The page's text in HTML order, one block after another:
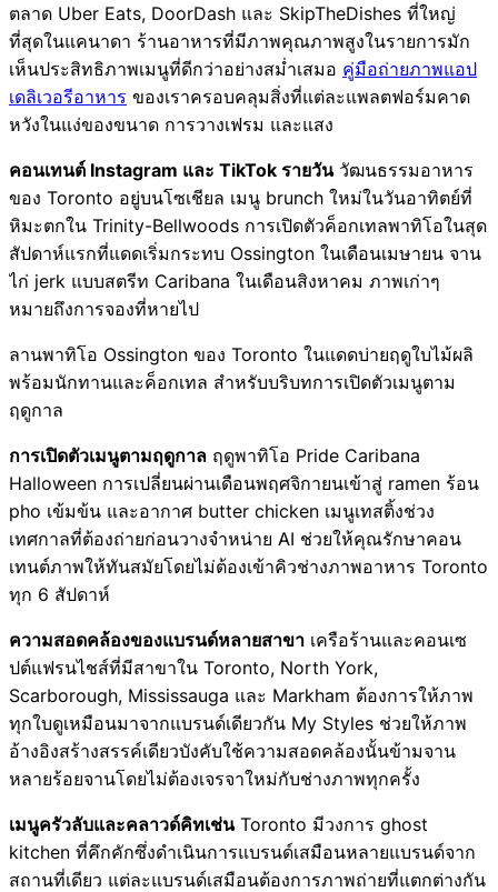
ตลาด Uber Eats, DoorDash และ SkipTheDishes ที่ใหญ่
ที่สุดในแคนาดา ร้านอาหารที่มีภาพคุณภาพสูงในรายการมัก
เห็นประสิทธิภาพเมนูที่ดีกว่าอย่างสม่ำเสมอ คู่มือถ่ายภาพแอป
เดลิเวอรีอาหาร ของเราครอบคลุมสิ่งที่แต่ละแพลตฟอร์มคาด
หวังในแง่ของขนาด การวางเฟรม และแสง
คอนเทนต์ Instagram และ TikTok รายวันวัฒนธรรมอาหาร
ของ Toronto อยู่บนโซเชียล เมนู brunch ใหม่ในวันอาทิตย์ที่
หิมะตกใน Trinity-Bellwoods การเปิดตัวค็อกเทลพาทิโอในสุด
สัปดาห์แรกที่แดดเริ่มกระทบ Ossington ในเดือนเมษายน จาน
ไก่ jerk แบบสตรีท Caribana ในเดือนสิงหาคม ภาพเก่าๆ
หมายถึงการจองที่หายไป
ลานพาทิโอ Ossington ของ Toronto ในแดดบ่ายฤดูใบไม้ผลิ
พร้อมนักทานและค็อกเทล สำหรับบริบทการเปิดตัวเมนูตาม
ฤดูกาล
การเปิดตัวเมนูตามฤดูกาล ฤดูพาทิโอ Pride Caribana
Halloween การเปลี่ยนผ่านเดือนพฤศจิกายนเข้าสู่ ramen ร้อน
pho เข้มข้น และอากาศ butter chicken เมนูเทสติ้งช่วง
เทศกาลที่ต้องถ่ายก่อนวางจำหน่าย AI ช่วยให้คุณรักษาคอน
เทนต์ภาพให้ทันสมัยโดยไม่ต้องเข้าคิวช่างภาพอาหาร Toronto
ทุก 6 สัปดาห์
ความสอดคล้องของแบรนด์หลายสาขา เครือร้านและคอนเซ
ปต์แฟรนไชส์ที่มีสาขาใน Toronto, North York,
Scarborough, Mississauga และ Markham ต้องการให้ภาพ
ทุกใบดูเหมือนมาจากแบรนด์เดียวกัน My Styles ช่วยให้ภาพ
อ้างอิงสร้างสรรค์เดียวบังคับใช้ความสอดคล้องนั้นข้ามจาน
หลายร้อยจานโดยไม่ต้องเจรจาใหม่กับช่างภาพทุกครั้ง
เมนูครัวลับและคลาวด์คิทเช่นToronto มีวงการ ghost
kitchen ที่คึกคักซึ่งดำเนินการแบรนด์เสมือนหลายแบรนด์จาก
สถานที่เดียว แต่ละแบรนด์เสมือนต้องการภาพถ่ายที่แตกต่างกัน